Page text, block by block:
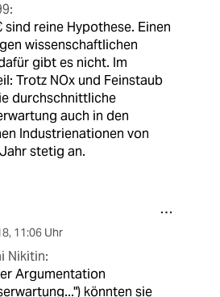
sind reine Hypothese. Einen
wissenschaftlichen
gibt es nicht. Im
Trotz NOx und Feinstaub
durchschnittliche
auch in den
Industrienationen von
stetig an.
, 11:06 Uhr
Nikitin:
Argumentation
könnten sie